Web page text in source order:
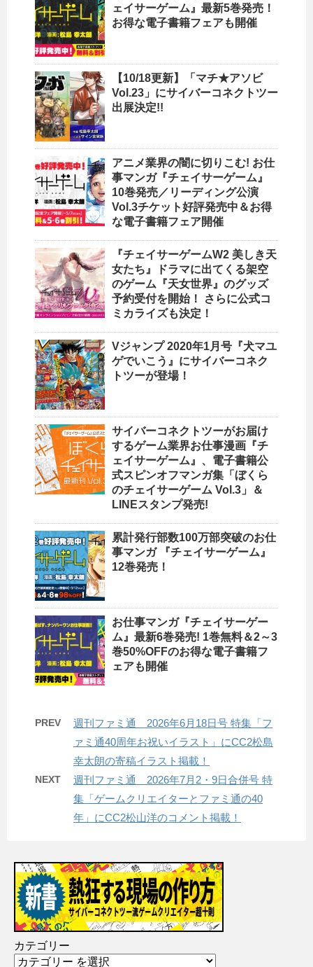
ェイサーゲーム』最新5巻発売！
お得な電子書籍フェアも開催
【10/18更新】「マチ★アソビ
Vol.23」にサイバーコネクトツー
出展決定!!
アニメ業界の闇に切りこむ! お仕
事マンガ『チェイサーゲーム』
10巻発売／リーディング公演
Vol.3チケット好評発売中＆お得
な電子書籍フェア開催
『チェイサーゲームW2 美しき天
女たち』ドラマに出てくる架空
のゲーム『天女世界』のグッズ
予約受付を開始！ さらに公式コ
ミカライズも決定！
Vジャンプ 2020年1月号『犬マユ
ゲでいこう』にサイバーコネク
トツーが登場！
サイバーコネクトツーがお届け
するゲーム業界お仕事漫画『チ
ェイサーゲーム』、電子書籍公
式スピンオフマンガ集「ぼくら
のチェイサーゲーム Vol.3」＆
LINEスタンプ発売!
累計発行部数100万部突破のお仕
事マンガ 『チェイサーゲーム』
12巻発売！
お仕事マンガ『チェイサーゲー
ム』最新6巻発売! 1巻無料＆2～3
巻50%OFFのお得な電子書籍フ
ェアも開催
PREV
週刊ファミ通 2026年6月18日号 特集「フ
ァミ通40周年お祝いイラスト」にCC2松島
幸太朗の寄稿イラスト掲載！
NEXT
週刊ファミ通 2026年7月2・9日合併号 特
集「ゲームクリエイターとファミ通の40
年」にCC2松山洋のコメント掲載！
カテゴリー